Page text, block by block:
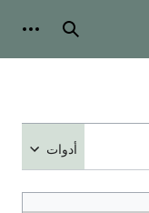
بحث
أدوات